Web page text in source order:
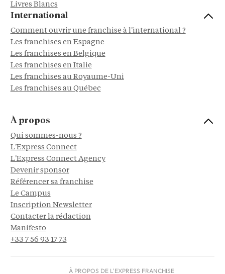
Livres Blancs
International
Comment ouvrir une franchise à l'international ?
Les franchises en Espagne
Les franchises en Belgique
Les franchises en Italie
Les franchises au Royaume-Uni
Les franchises au Québec
À propos
Qui sommes-nous ?
L'Express Connect
L'Express Connect Agency
Devenir sponsor
Référencer sa franchise
Le Campus
Inscription Newsletter
Contacter la rédaction
Manifesto
+33 7 56 93 17 73
À PROPOS DE L'EXPRESS FRANCHISE